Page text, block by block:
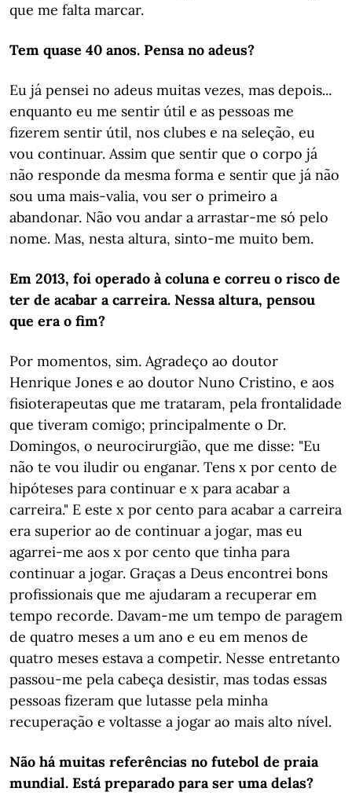
que me falta marcar.
Tem quase 40 anos. Pensa no adeus?
Eu já pensei no adeus muitas vezes, mas depois...
enquanto eu me sentir útil e as pessoas me
fizerem sentir útil, nos clubes e na seleção, eu
vou continuar. Assim que sentir que o corpo já
não responde da mesma forma e sentir que já não
sou uma mais-valia, vou ser o primeiro a
abandonar. Não vou andar a arrastar-me só pelo
nome. Mas, nesta altura, sinto-me muito bem.
Em 2013, foi operado à coluna e correu o risco de
ter de acabar a carreira. Nessa altura, pensou
que era o fim?
Por momentos, sim. Agradeço ao doutor
Henrique Jones e ao doutor Nuno Cristino, e aos
fisioterapeutas que me trataram, pela frontalidade
que tiveram comigo; principalmente o Dr.
Domingos, o neurocirurgião, que me disse: "Eu
não te vou iludir ou enganar. Tens x por cento de
hipóteses para continuar e x para acabar a
carreira." E este x por cento para acabar a carreira
era superior ao de continuar a jogar, mas eu
agarrei-me aos x por cento que tinha para
continuar a jogar. Graças a Deus encontrei bons
profissionais que me ajudaram a recuperar em
tempo recorde. Davam-me um tempo de paragem
de quatro meses a um ano e eu em menos de
quatro meses estava a competir. Nesse entretanto
passou-me pela cabeça desistir, mas todas essas
pessoas fizeram que lutasse pela minha
recuperação e voltasse a jogar ao mais alto nível.
Não há muitas referências no futebol de praia
mundial. Está preparado para ser uma delas?